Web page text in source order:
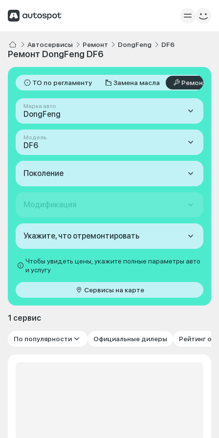
Автосервисы Ремонт DongFeng DF6
Ремонт DongFeng DF6
ТО по регламенту Замена масла Ремонт
Марка авто
DongFeng
Модель
DF6
Поколение
Модификация
Укажите, что отремонтировать
Чтобы увидеть цены, укажите полные параметры авто
и услугу
Сервисы на карте
1 сервис
По популярности Официальные дилеры Рейтинг